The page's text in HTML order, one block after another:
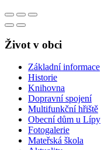
Život v obci
Základní informace
Historie
Knihovna
Dopravní spojení
Multifunkční hřiště
Obecní dům u Lípy
Fotogalerie
Mateřská škola